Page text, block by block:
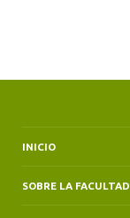
INICIO
SOBRE LA FACULTAD